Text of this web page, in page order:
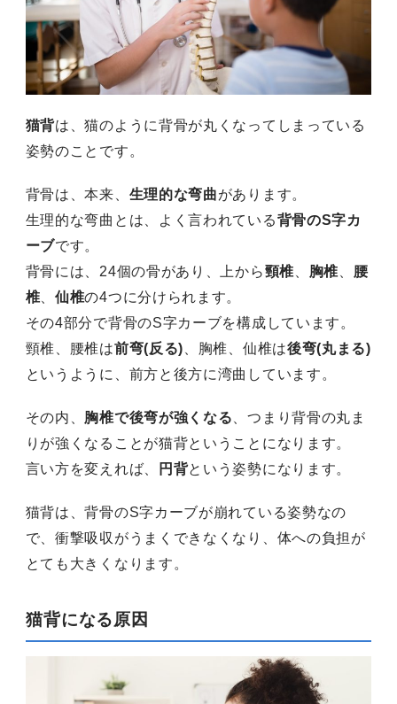
猫背は、猫のように背骨が丸くなってしまっている
姿勢のことです。
背骨は、本来、 生理的な弯曲があります。
生理的な弯曲とは、よく言われている背骨のS字カ
ーブです。
背骨には、24個の骨があり、上から頸椎 胸椎
腰
椎 、仙椎の4つに分けられます。
その4部分で背骨のS字カーブを構成しています。
頸椎、腰椎は前弯(反る) 、胸椎、仙椎は後弯(丸まる)
というように、前方と後方に湾曲しています。
その内、 胸椎で後弯が強くなる 、つまり背骨の丸ま
りが強くなることが猫背ということになります。
言い方を変えれば、
円背という姿勢になります。
猫背は、背骨のS字カーブが崩れている姿勢なの
で、衝撃吸収がうまくできなくなり、体への負担が
とても大きくなります。
猫背になる原因